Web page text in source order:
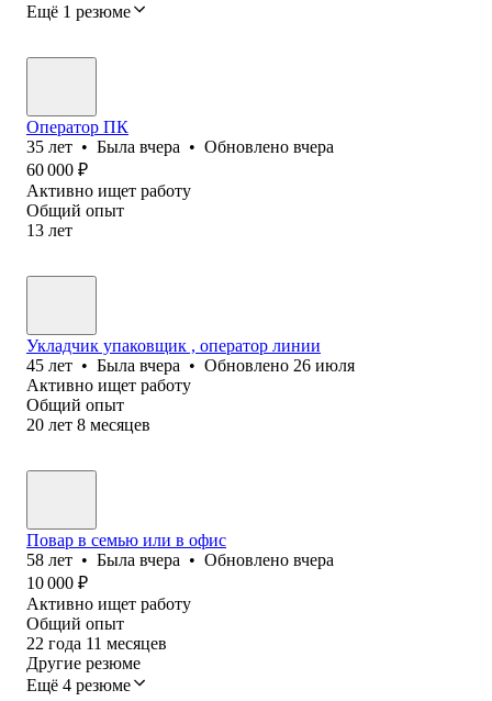
Ещё 1 резюме
Оператор ПК
35 лет • Была вчера • Обновлено вчера
60 000 ₽
Активно ищет работу
Общий опыт
13 лет
Укладчик упаковщик , оператор линии
45 лет • Была вчера • Обновлено 26 июля
Активно ищет работу
Общий опыт
20 лет 8 месяцев
Повар в семью или в офис
58 лет • Была вчера • Обновлено вчера
10 000 ₽
Активно ищет работу
Общий опыт
22 года 11 месяцев
Другие резюме
Ещё 4 резюме